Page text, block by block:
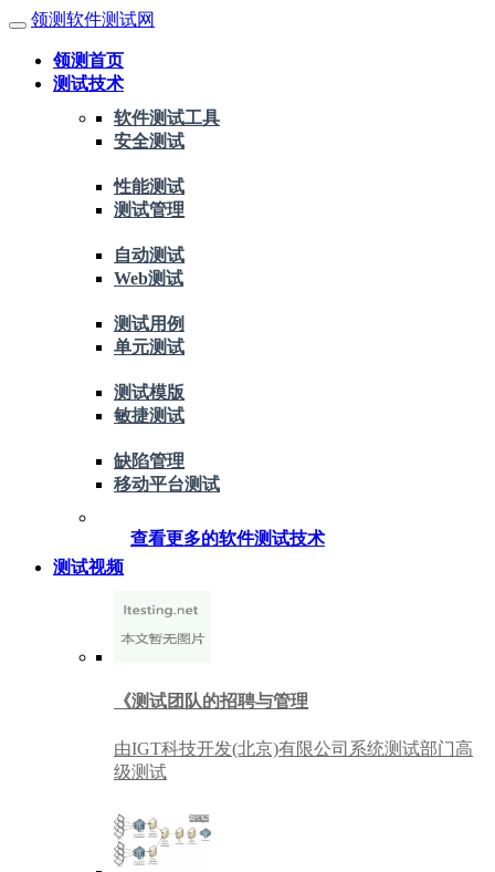
领测软件测试网
领测首页
测试技术
软件测试工具
安全测试
性能测试
测试管理
自动测试
Web测试
测试用例
单元测试
测试模版
敏捷测试
缺陷管理
移动平台测试
查看更多的软件测试技术
测试视频
《测试团队的招聘与管理
由IGT科技开发(北京)有限公司系统测试部门高
级测试